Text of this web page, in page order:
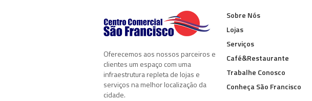
Oferecemos aos nossos parceiros e
clientes um espaço com uma
infraestrutura repleta de lojas e
serviços na melhor localização da
cidade.
Sobre Nós
Lojas
Serviços
Café&Restaurante
Trabalhe Conosco
Conheça São Francisco